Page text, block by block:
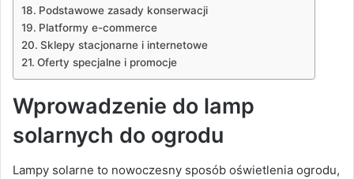
Podstawowe zasady konserwacji
Platformy e-commerce
Sklepy stacjonarne i internetowe
Oferty specjalne i promocje
Wprowadzenie do lamp
solarnych do ogrodu
Lampy solarne to nowoczesny sposób oświetlenia ogrodu,